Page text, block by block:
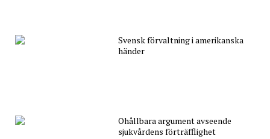
Svensk förvaltning i amerikanska
händer
Ohållbara argument avseende
sjukvårdens förträfflighet